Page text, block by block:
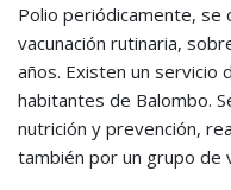
Polio periódicamente, se
vacunación rutinaria,
años. Existen un servicio
habitantes de Balombo.
nutrición y prevención,
también por un grupo de